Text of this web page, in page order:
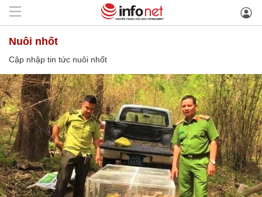
nuôi nhốt
Cập nhập tin tức nuôi nhốt